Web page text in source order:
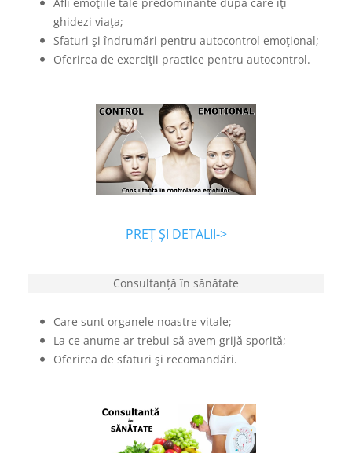
ghidezi viaţa;
Sfaturi şi îndrumări pentru autocontrol emoţional;
Oferirea de exerciţii practice pentru autocontrol.
PREȚ ȘI DETALII->
Consultanță în sănătate
Care sunt organele noastre vitale;
La ce anume ar trebui să avem grijă sporită;
Oferirea de sfaturi şi recomandări.